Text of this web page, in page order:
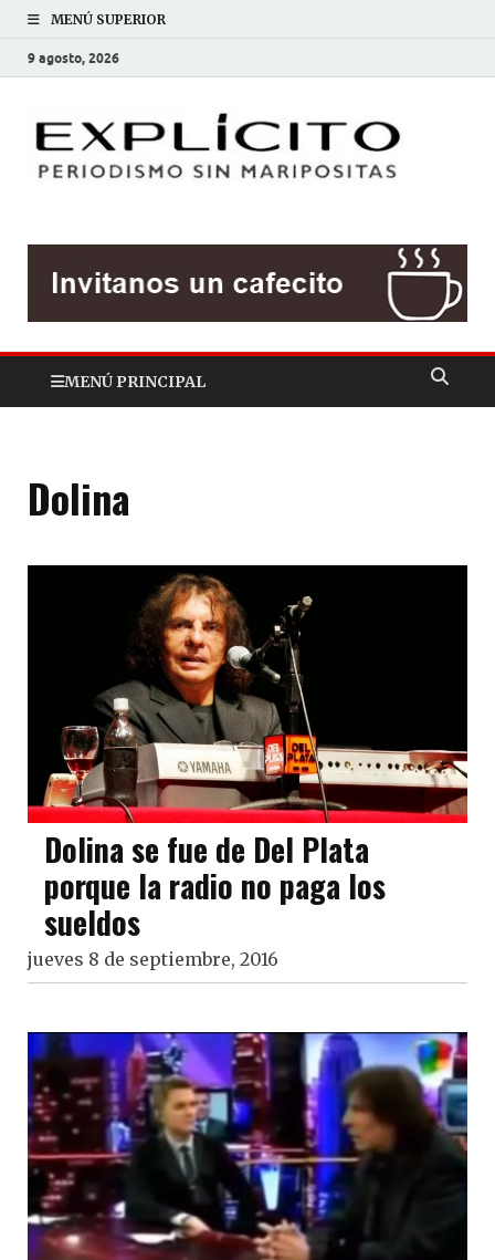
MENÚ SUPERIOR
9 agosto, 2026
MENÚ PRINCIPAL
Dolina
Dolina se fue de Del Plata
porque la radio no paga los
sueldos
jueves 8 de septiembre, 2016